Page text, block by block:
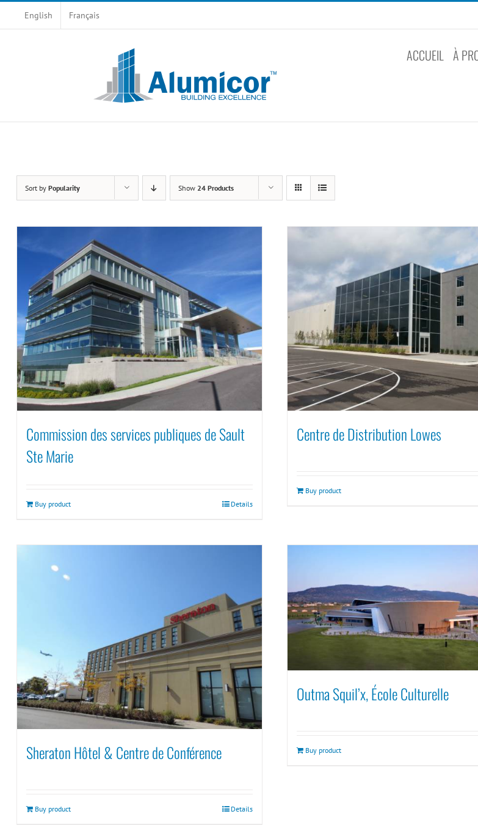
English Français
ACCUEIL À
Sort by Popularity Show 24 Products
Commission des services publiques de Sault
Ste Marie
Buy product Details
Centre de Distribution Lowes
Buy product
Sheraton Hôtel & Centre de Conférence
Buy product Details
Outma Squil’x, École Culturelle
Buy product